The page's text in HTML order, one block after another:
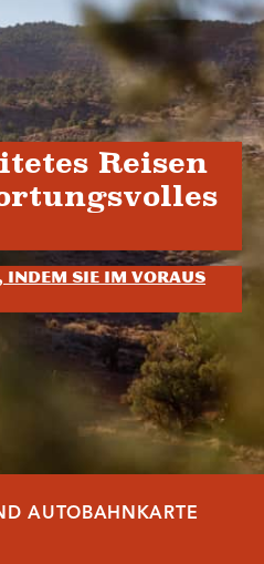
Reisen
indem Sie im Voraus
AUTOBAHNKARTE